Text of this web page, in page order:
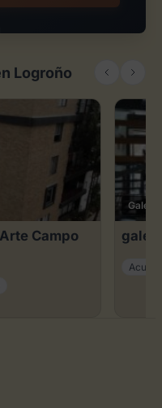
Logroño
Campo
Galería